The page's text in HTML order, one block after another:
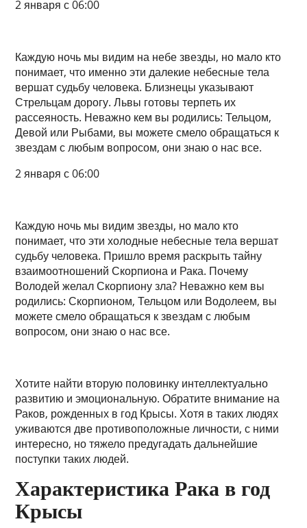
2 января с 06:00
Каждую ночь мы видим на небе звезды, но мало кто
понимает, что именно эти далекие небесные тела
вершат судьбу человека. Близнецы указывают
Стрельцам дорогу. Львы готовы терпеть их
рассеяность. Неважно кем вы родились: Тельцом,
Девой или Рыбами, вы можете смело обращаться к
звездам с любым вопросом, они знаю о нас все.
2 января с 06:00
Каждую ночь мы видим звезды, но мало кто
понимает, что эти холодные небесные тела вершат
судьбу человека. Пришло время раскрыть тайну
взаимоотношений Скорпиона и Рака. Почему
Володей желал Скорпиону зла? Неважно кем вы
родились: Скорпионом, Тельцом или Водолеем, вы
можете смело обращаться к звездам с любым
вопросом, они знаю о нас все.
Хотите найти вторую половинку интеллектуально
развитию и эмоциональную. Обратите внимание на
Раков, рожденных в год Крысы. Хотя в таких людях
уживаются две противоположные личности, с ними
интересно, но тяжело предугадать дальнейшие
поступки таких людей.
Характеристика Рака в год
Крысы